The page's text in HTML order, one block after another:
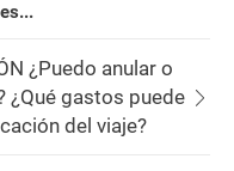
¿Puedo anular o
¿Qué gastos puede
del viaje?